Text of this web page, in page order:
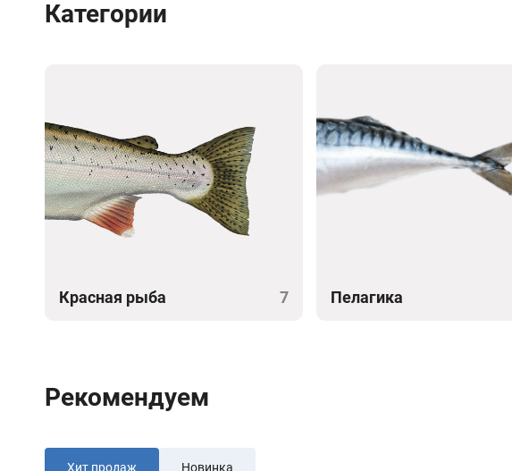
Категории
Красная рыба 7 Пелагика
Рекомендуем
Хит продаж Новинка